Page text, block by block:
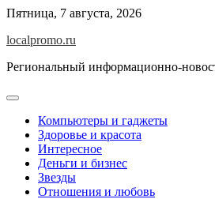
Перейти
содержимому
Пятница, 7 августа, 2026
localpromo.ru
Региональный информационно-
Компьютеры и гаджеты
Здоровье и красота
Интересное
Деньги и бизнес
Звезды
Отношения и любовь